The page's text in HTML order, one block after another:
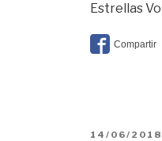
Estrellas
PUBLICADO
14/06/2018